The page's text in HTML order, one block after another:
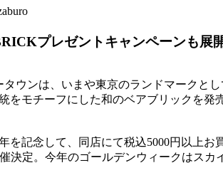
プレゼントキャンペーンも展
ウンは、いまや東京のランドマーク
をモチーフにした和のベアブリックを
を記念して、同店にて税込5000円以上
決定。今年のゴールデンウィークはス